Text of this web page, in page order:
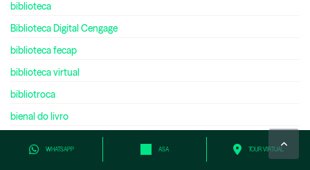
WHATSAPP ASA TOUR VIRTUAL
biblioteca
Biblioteca Digital Cengage
biblioteca fecap
biblioteca virtual
bibliotroca
bienal do livro